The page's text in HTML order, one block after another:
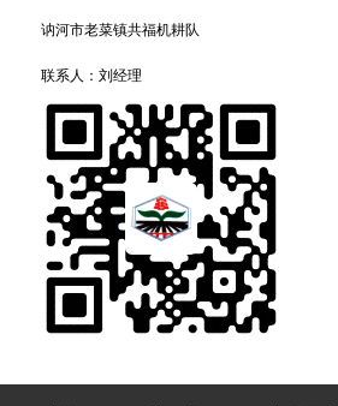
讷河市老菜镇共福机耕队
联系人：刘经理